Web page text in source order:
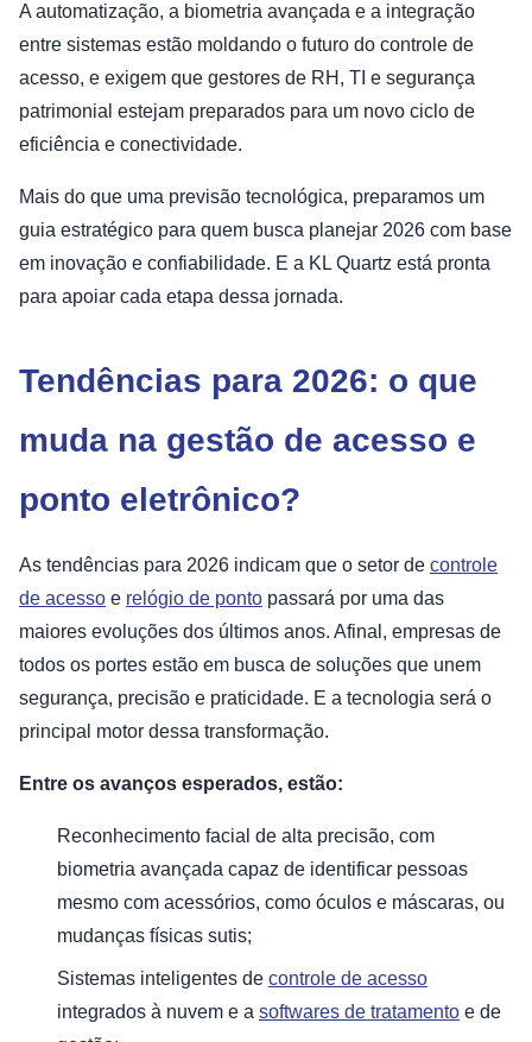
A automatização, a biometria avançada e a integração
entre sistemas estão moldando o futuro do controle de
acesso, e exigem que gestores de RH, TI e segurança
patrimonial estejam preparados para um novo ciclo de
eficiência e conectividade.
Mais do que uma previsão tecnológica, preparamos um
guia estratégico para quem busca planejar 2026 com base
em inovação e confiabilidade. E a KL Quartz está pronta
para apoiar cada etapa dessa jornada.
Tendências para 2026: o que
muda na gestão de acesso e
ponto eletrônico?
As tendências para 2026 indicam que o setor de controle
de acesso e relógio de ponto passará por uma das
maiores evoluções dos últimos anos. Afinal, empresas de
todos os portes estão em busca de soluções que unem
segurança, precisão e praticidade. E a tecnologia será o
principal motor dessa transformação.
Entre os avanços esperados, estão:
Reconhecimento facial de alta precisão, com
biometria avançada capaz de identificar pessoas
mesmo com acessórios, como óculos e máscaras, ou
mudanças físicas sutis;
Sistemas inteligentes de controle de acesso
integrados à nuvem e a softwares de tratamento e de